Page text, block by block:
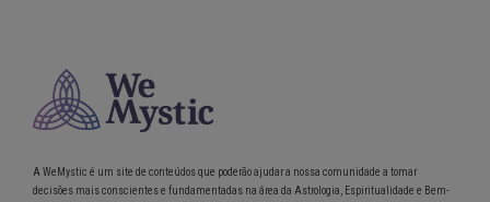
A WeMystic é um site de conteúdos que poderão ajudar a nossa comunidade a tomar
decisões mais conscientes e fundamentadas na área da Astrologia, Espiritualidade e Bem-